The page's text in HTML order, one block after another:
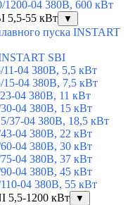
04 380В, 600 кВт
5,5-55 кВт
▼
пуска INSTART
SBI
04 380В, 5,5 кВт
04 380В, 7,5 кВт
04 380В, 11 кВт
04 380В, 15 кВт
37-04 380В, 18,5 кВт
04 380В, 22 кВт
04 380В, 30 кВт
04 380В, 37 кВт
04 380В, 45 кВт
04 380В, 55 кВт
5,5-1200 кВт
▼